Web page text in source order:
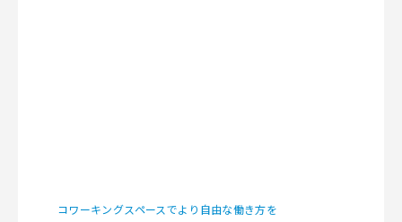
コワーキングスペースでより自由な働き方を